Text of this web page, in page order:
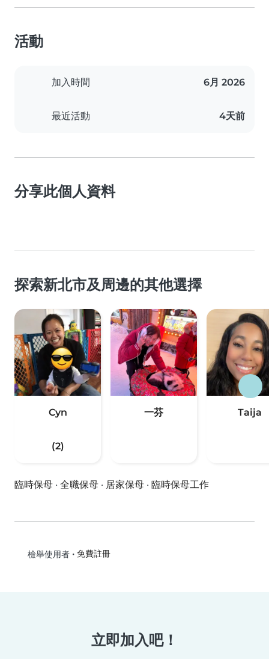
活動
加入時間 6月 2026
最近活動 4天前
分享此個人資料
探索新北市及周邊的其他選擇
Cyn
(2)
一芬 Taija
臨時保母 · 全職保母 · 居家保母 · 臨時保母工作
檢舉使用者• 免費註冊
立即加入吧！